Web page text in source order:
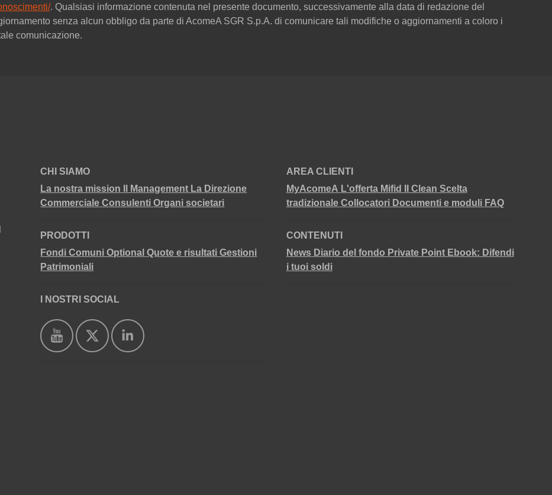
. Qualsiasi informazione contenuta nel presente documento, successivamente alla data di redazione del
senza alcun obbligo da parte di AcomeA SGR S.p.A. di comunicare tali modifiche o aggiornamenti a coloro i
comunicazione.
CHI SIAMO
La nostra mission
Il Management La Direzione
Commerciale Consulenti Organi societari
PRODOTTI
Fondi Comuni Optional Quote e risultati Gestioni
Patrimoniali
I NOSTRI SOCIAL
AREA CLIENTI
MyAcomeA L'offerta Mifid II Clean Scelta
tradizionale Collocatori Documenti e moduli FAQ
CONTENUTI
News Diario del fondo Private Point Ebook: Difendi
i tuoi soldi